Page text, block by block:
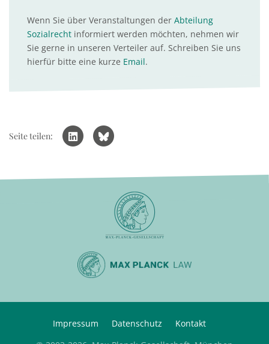
Wenn Sie über Veranstaltungen der Abteilung
Sozialrecht informiert werden möchten, nehmen wir
Sie gerne in unseren Verteiler auf. Schreiben Sie uns
hierfür bitte eine kurze Email.
Seite teilen:
Impressum Datenschutz
Kontakt